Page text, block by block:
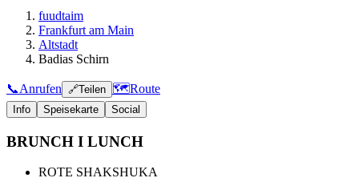
fuudtaim
Frankfurt am Main
Altstadt
Badias Schirn
📞Anrufen 🔗Teilen 🗺️Route
Info Speisekarte Social
BRUNCH I LUNCH
ROTE SHAKSHUKA